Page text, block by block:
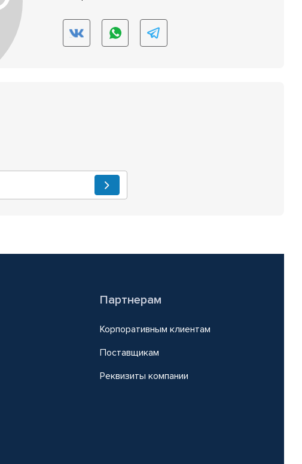
Партнерам
Корпоративным клиентам
Поставщикам
Реквизиты компании